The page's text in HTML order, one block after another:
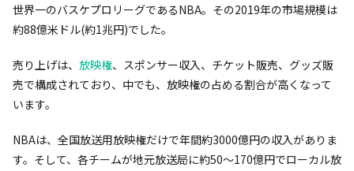
世界一のバスケプロリーグであるNBA。その2019年の市場規模は
約88億米ドル(約1兆円)でした。
売り上げは、 放映権、スポンサー収入、チケット販売、グッズ販
売で構成されており、中でも、放映権の占める割合が高くなって
います。
NBAは、全国放送用放映権だけで年間約3000億円の収入がありま
す。そして、各チームが地元放送局に約50〜170億円でローカル放